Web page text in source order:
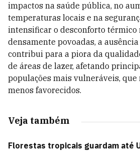
impactos na saúde pública, no
temperaturas locais e na
intensificar o desconforto térmico
densamente povoadas, a
contribui para a piora da
de áreas de lazer, afetando
populações mais vulneráveis,
menos favorecidos.
Veja também
Florestas tropicais guardam até